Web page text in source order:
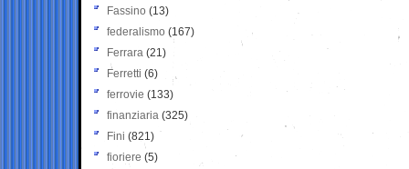
Fassino (13)
federalismo (167)
Ferrara (21)
Ferretti (6)
ferrovie (133)
finanziaria (325)
Fini (821)
fioriere (5)